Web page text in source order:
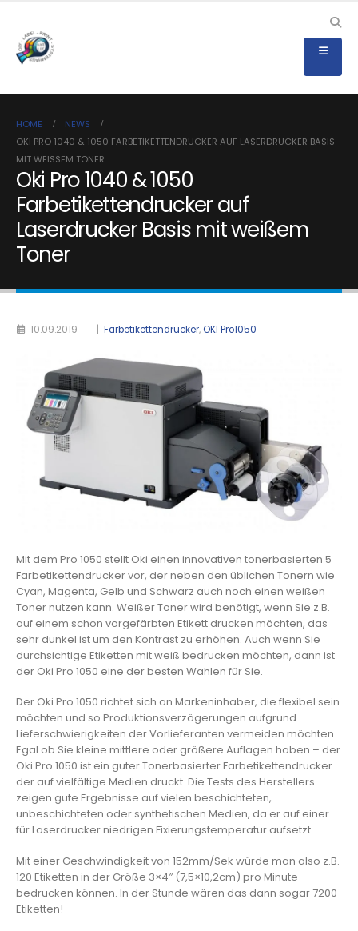
HOME
NEWS
OKI PRO 1040 & 1050 FARBETIKETTENDRUCKER AUF LASERDRUCKER BASIS
MIT WEISSEM TONER
Oki Pro 1040 & 1050
Farbetikettendrucker auf
Laserdrucker Basis mit weißem
Toner
10.09.2019 Farbetikettendrucker,OKI Pro1050
Mit dem Pro 1050 stellt Oki einen innovativen tonerbasierten 5
Farbetikettendrucker vor, der neben den üblichen Tonern wie
Cyan, Magenta, Gelb und Schwarz auch noch einen weißen
Toner nutzen kann. Weißer Toner wird benötigt, wenn Sie z.B.
auf einem schon vorgefärbten Etikett drucken möchten, das
sehr dunkel ist um den Kontrast zu erhöhen. Auch wenn Sie
durchsichtige Etiketten mit weiß bedrucken möchten, dann ist
der Oki Pro 1050 eine der besten Wahlen für Sie.
Der Oki Pro 1050 richtet sich an Markeninhaber, die flexibel sein
möchten und so Produktionsverzögerungen aufgrund
Lieferschwierigkeiten der Vorlieferanten vermeiden möchten.
Egal ob Sie kleine mittlere oder größere Auflagen haben – der
Oki Pro 1050 ist ein guter Tonerbasierter Farbetikettendrucker
der auf vielfältige Medien druckt. Die Tests des Herstellers
zeigen gute Ergebnisse auf vielen beschichteten,
unbeschichteten oder synthetischen Medien, da er auf einer
für Laserdrucker niedrigen Fixierungstemperatur aufsetzt.
Mit einer Geschwindigkeit von 152mm/Sek würde man also z.B.
120 Etiketten in der Größe 3×4″ (7,5×10,2cm) pro Minute
bedrucken können. In der Stunde wären das dann sogar 7200
Etiketten!